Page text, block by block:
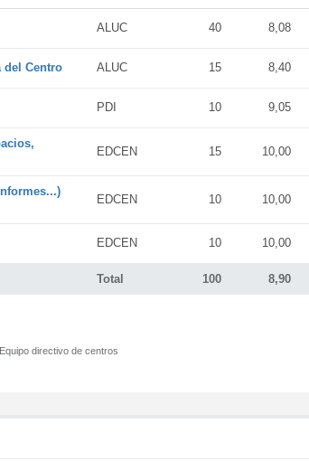
Total 100 8,90
ALUC 40 8,08
del Centro ALUC 15 8,40
PDI 10 9,05
EDCEN 15 10,00
EDCEN 10 10,00
EDCEN 10 10,00
Equipo directivo de centros